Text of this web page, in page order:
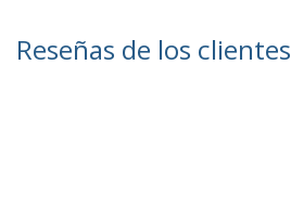
Reseñas de los clientes